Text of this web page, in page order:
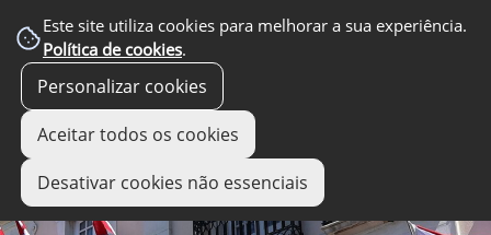
Este site utiliza cookies para melhorar a sua experiência.
Política de cookies.
Personalizar cookies
Aceitar todos os cookies
Desativar cookies não essenciais